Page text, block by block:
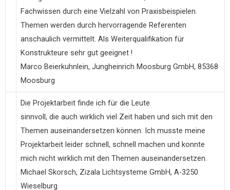
Fachwissen durch eine Vielzahl von Praxisbeispielen.
Themen werden durch hervorragende Referenten
anschaulich vermittelt. Als Weiterqualifikation für
Konstrukteure sehr gut geeignet !
Marco Beierkuhnlein, Jungheinrich Moosburg GmbH, 85368
Moosburg
Die Projektarbeit finde ich für die Leute
sinnvoll, die auch wirklich viel Zeit haben und sich mit den
Themen auseinandersetzen können. Ich musste meine
Projektarbeit leider schnell, schnell machen und konnte
mich nicht wirklich mit den Themen auseinandersetzen.
Michael Skorsch, Zizala Lichtsysteme GmbH, A-3250
Wieselburg